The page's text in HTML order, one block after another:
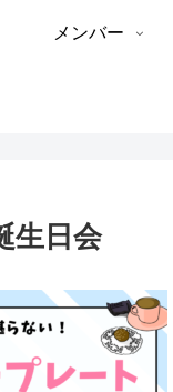
メンバー
生日会